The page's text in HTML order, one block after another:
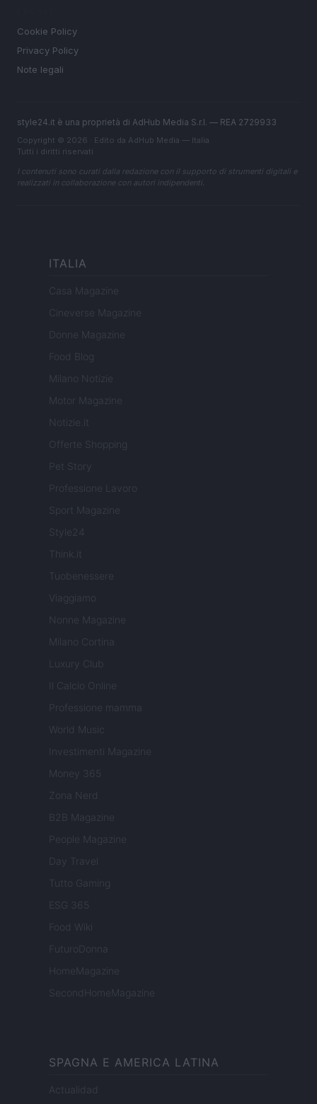
Cookie Policy
Privacy Policy
Note legali
style24.it è una proprietà di AdHub Media S.r.l. — REA 2729933
Copyright © 2026 · Edito da AdHub Media — Italia
Tutti i diritti riservati
I contenuti sono curati dalla redazione con il supporto di strumenti digitali e
realizzati in collaborazione con autori indipendenti.
ITALIA
Casa Magazine
Cineverse Magazine
Donne Magazine
Food Blog
Milano Notizie
Motor Magazine
Notizie.it
Offerte Shopping
Pet Story
Professione Lavoro
Sport Magazine
Style24
Think.it
Tuobenessere
Viaggiamo
Nonne Magazine
Milano Cortina
Luxury Club
Il Calcio Online
Professione mamma
World Music
Investimenti Magazine
Money 365
Zona Nerd
B2B Magazine
People Magazine
Day Travel
Tutto Gaming
ESG 365
Food Wiki
FuturoDonna
HomeMagazine
SecondHomeMagazine
SPAGNA E AMERICA LATINA
Actualidad